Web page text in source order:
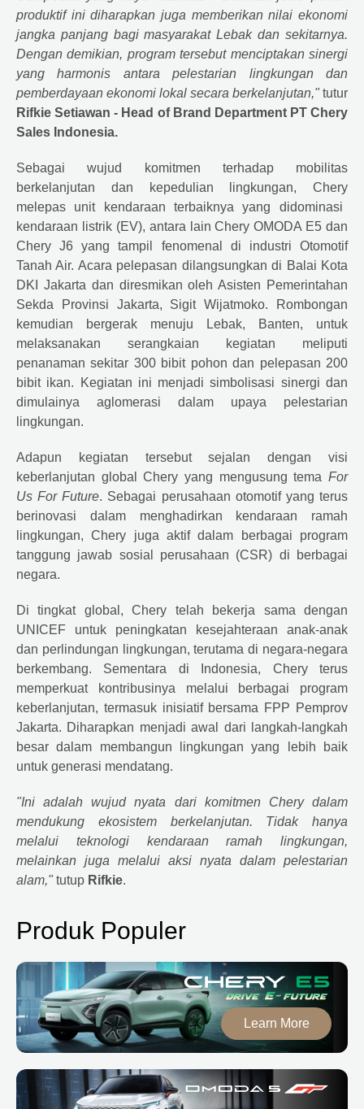
produktif ini diharapkan juga memberikan nilai ekonomi
jangka panjang bagi masyarakat Lebak dan sekitarnya.
Dengan demikian, program tersebut menciptakan sinergi
yang harmonis antara pelestarian lingkungan dan
pemberdayaan ekonomi lokal secara berkelanjutan,"tutur
Rifkie Setiawan - Head of Brand Department PT Chery
Sales Indonesia.
Sebagai wujud komitmen terhadap mobilitas
berkelanjutan dan kepedulian lingkungan, Chery
melepas unit kendaraan terbaiknya yang didominasi
kendaraan listrik (EV), antara lain Chery OMODA E5 dan
Chery J6 yang tampil fenomenal di industri Otomotif
Tanah Air. Acara pelepasan dilangsungkan di Balai Kota
DKI Jakarta dan diresmikan oleh Asisten Pemerintahan
Sekda Provinsi Jakarta, Sigit Wijatmoko. Rombongan
kemudian bergerak menuju Lebak, Banten, untuk
melaksanakan serangkaian kegiatan meliputi
penanaman sekitar 300 bibit pohon dan pelepasan 200
bibit ikan. Kegiatan ini menjadi simbolisasi sinergi dan
dimulainya aglomerasi dalam upaya pelestarian
lingkungan.
Adapun kegiatan tersebut sejalan dengan visi
keberlanjutan globalChery yang mengusung tema For
Us For Future. Sebagai perusahaan otomotif yang terus
berinovasi dalam menghadirkan kendaraan ramah
lingkungan,Chery juga aktif dalam berbagai program
tanggung jawab sosial perusahaan (CSR) di berbagai
negara.
Di tingkat global,Chery telah bekerja sama dengan
UNICEF untuk peningkatan kesejahteraan anak-anak
dan perlindungan lingkungan, terutama di negara-negara
berkembang. Sementara di Indonesia, Cheryterus
memperkuat kontribusinya melalui berbagai program
keberlanjutan, termasuk inisiatif bersama FPP Pemprov
Jakarta. Diharapkan menjadi awal dari langkah-langkah
besar dalam membangun lingkungan yang lebih baik
untuk generasi mendatang.
"Ini adalah wujud nyata dari komitmen Cherydalam
mendukung ekosistem berkelanjutan. Tidak hanya
melalui teknologi kendaraan ramah lingkungan,
melainkan juga melalui aksi nyata dalam pelestarian
alam,"tutup Rifkie.
Produk Populer
Learn More